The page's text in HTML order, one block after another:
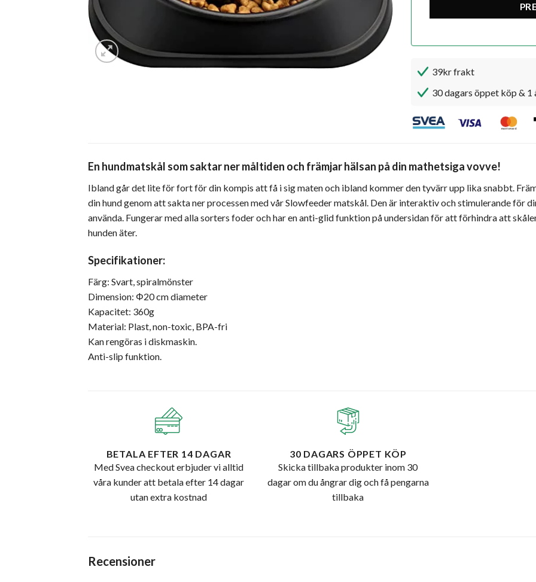
39kr frakt
30 dagars öppet köp & 1
En hundmatskål som saktar ner måltiden och främjar hälsan på din mathetsiga vovve!
Ibland går det lite för fort för din kompis att få i sig maten och ibland kommer den tyvärr upp lika snabbt.
din hund genom att sakta ner processen med vår Slowfeeder matskål. Den är interaktiv och stimulerande för
använda. Fungerar med alla sorters foder och har en anti-glid funktion på undersidan för att förhindra att
hunden äter.
Specifikationer:
Färg: Svart, spiralmönster
Dimension: Φ20 cm diameter
Kapacitet: 360g
Material: Plast, non-toxic, BPA-fri
Kan rengöras i diskmaskin.
Anti-slip funktion.
BETALA EFTER 14 DAGAR
Med Svea checkout erbjuder vi alltid
våra kunder att betala efter 14 dagar
utan extra kostnad
30 DAGARS ÖPPET KÖP
Skicka tillbaka produkter inom 30
dagar om du ångrar dig och få pengarna
tillbaka
Recensioner